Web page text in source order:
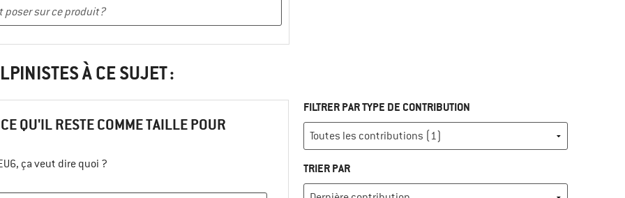
À CE SUJET :
QU'IL RESTE COMME TAILLE POUR
ça veut dire quoi ?
FILTRER PAR TYPE DE CONTRIBUTION
TRIER PAR